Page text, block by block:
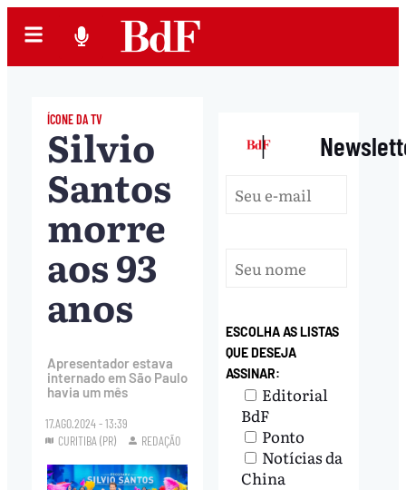
ÍCONE DA TV
Silvio
Santos
morre
aos 93
anos
Apresentador estava
internado em São Paulo
havia um mês
17.AGO.2024 - 13:39
CURITIBA (PR)
REDAÇÃO
|
ESCOLHA AS LISTAS
QUE DESEJA
ASSINAR:
Editorial
BdF
Ponto
Notícias da
China